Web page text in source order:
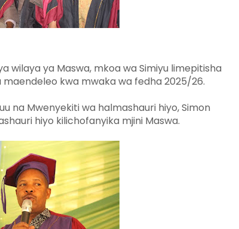
wilaya ya Maswa, mkoa wa Simiyu limepitisha
kwa mwaka wa fedha 2025/26.
na Mwenyekiti wa halmashauri hiyo, Simon
hiyo kilichofanyika mjini Maswa.